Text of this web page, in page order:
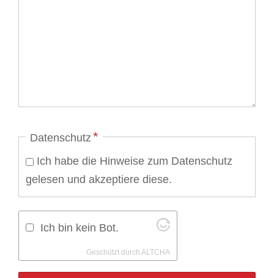
Pflichtfeld
Datenschutz *
Ich habe die Hinweise zum Datenschutz
gelesen und akzeptiere diese.
Ich bin kein Bot.
Geschützt durch ALTCHA